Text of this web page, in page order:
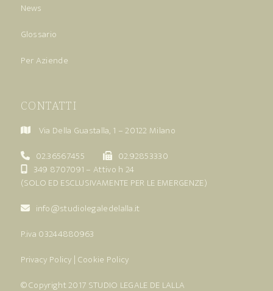
News
Glossario
Per Aziende
CONTATTI
Via Della Guastalla, 1 – 20122 Milano
02.36567455
02.92853330
349 8707091 – Attivo h 24
(SOLO ED ESCLUSIVAMENTE PER LE EMERGENZE)
info@studiolegaledelalla.it
P.iva 03244880963
Privacy Policy | Cookie Policy
© Copyright 2017 STUDIO LEGALE DE LALLA